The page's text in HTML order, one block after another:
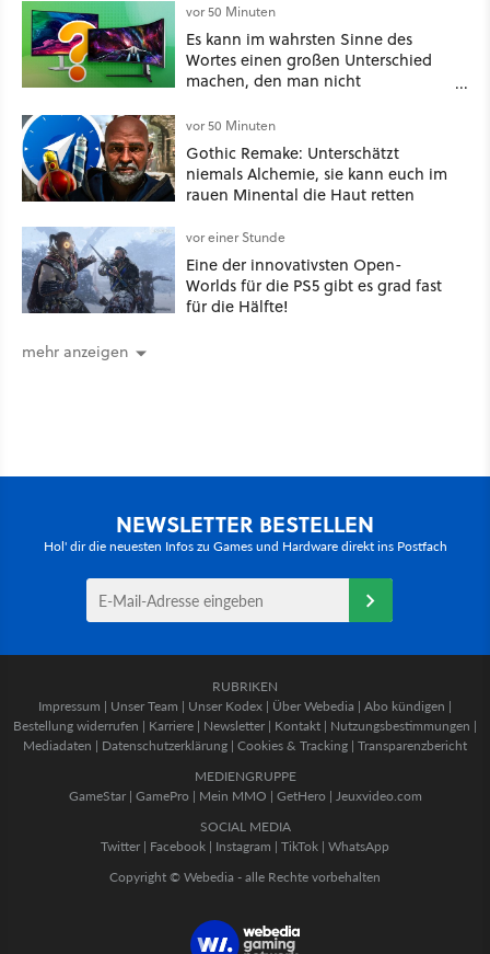
vor 50 Minuten
Es kann im wahrsten Sinne des
Wortes einen großen Unterschied
machen, den man nicht
Seitenverhältnis seid ihr unterwegs?
vor 50 Minuten
Gothic Remake: Unterschätzt
niemals Alchemie, sie kann euch im
rauen Minental die Haut retten
vor einer Stunde
Eine der innovativsten Open-
Worlds für die PS5 gibt es grad fast
für die Hälfte!
mehr anzeigen
NEWSLETTER BESTELLEN
Hol' dir die neuesten Infos zu Games und Hardware direkt ins Postfach
RUBRIKEN
Impressum | Unser Team | Unser Kodex | Über Webedia | Abo kündigen |
Bestellung widerrufen | Karriere | Newsletter | Kontakt | Nutzungsbestimmungen |
Mediadaten | Datenschutzerklärung | Cookies & Tracking | Transparenzbericht
MEDIENGRUPPE
GameStar| GamePro | Mein MMO | GetHero | Jeuxvideo.com
SOCIAL MEDIA
Twitter | Facebook | Instagram | TikTok | WhatsApp
Copyright © Webedia - alle Rechte vorbehalten